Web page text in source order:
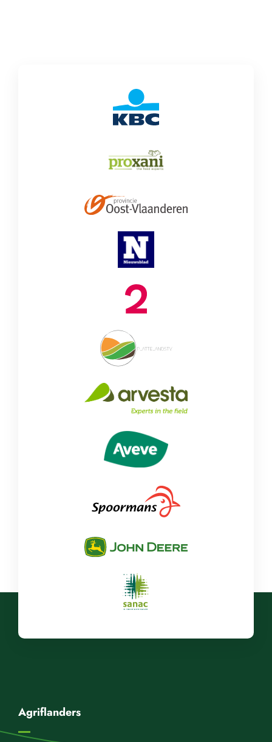
Agriflanders